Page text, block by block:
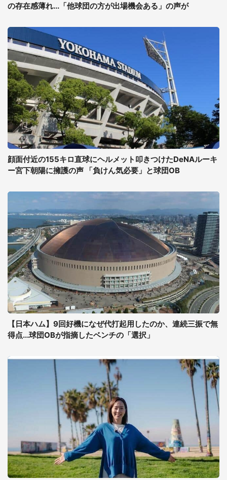
の存在感薄れ...「他球団の方が出場機会ある」の声が
顔面付近の155キロ直球にヘルメット叩きつけたDeNAルーキ
ー宮下朝陽に擁護の声 「負けん気必要」と球団OB
【日本ハム】9回好機になぜ代打起用したのか、連続三振で無
得点...球団OBが指摘したベンチの「選択」